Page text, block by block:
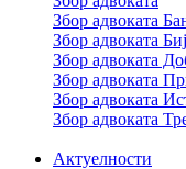
Збор адвоката
Збор адвоката
Збор адвоката
Збор адвоката
Збор адвоката
Збор адвоката
Актуелности